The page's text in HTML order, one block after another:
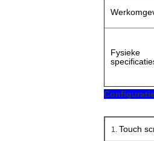
Fysieke
1. Touch